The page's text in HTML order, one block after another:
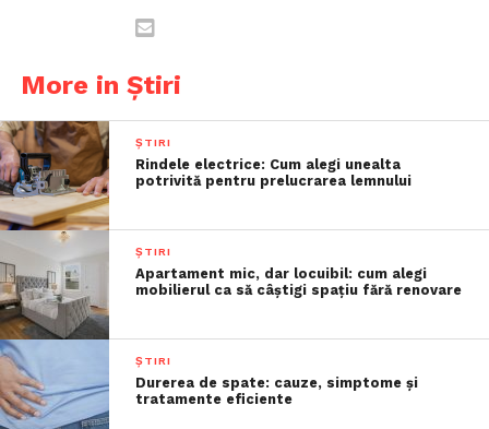
More in Știri
ȘTIRI
Rindele electrice: Cum alegi unealta
potrivită pentru prelucrarea lemnului
ȘTIRI
Apartament mic, dar locuibil: cum alegi
mobilierul ca să câștigi spațiu fără renovare
ȘTIRI
Durerea de spate: cauze, simptome și
tratamente eficiente